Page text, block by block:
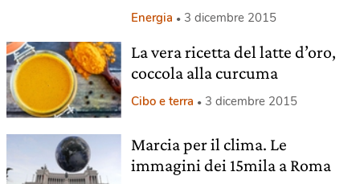
Energia 3 dicembre 2015
La vera ricetta del latte d’oro,
coccola alla curcuma
Cibo e terra 3 dicembre 2015
Marcia per il clima. Le
immagini dei 15mila a Roma